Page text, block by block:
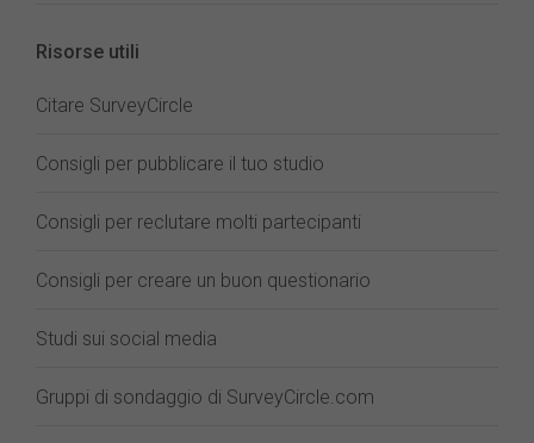
Risorse utili
Citare SurveyCircle
Consigli per pubblicare il tuo studio
Consigli per reclutare molti partecipanti
Consigli per creare un buon questionario
Studi sui social media
Gruppi di sondaggio di SurveyCircle.com